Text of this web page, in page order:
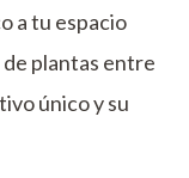
a tu espacio
plantas entre
único y su